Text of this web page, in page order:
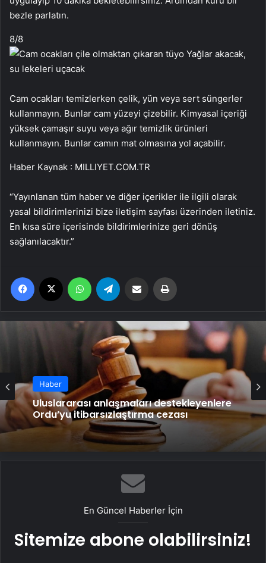
bezle parlatın.
8/8
Cam ocakları temizlerken çelik, yün veya sert süngerler
kullanmayın. Bunlar cam yüzeyi çizebilir. Kimyasal içeriği
yüksek çamaşır suyu veya ağır temizlik ürünleri
kullanmayın. Bunlar camın mat olmasına yol açabilir.
Haber Kaynak : MILLIYET.COM.TR
“Yayınlanan tüm haber ve diğer içerikler ile ilgili olarak
yasal bildirimlerinizi bize iletişim sayfası üzerinden iletiniz.
En kısa süre içerisinde bildirimlerinize geri dönüş
sağlanılacaktır.”
Facebook WhatsApp Email'den paylaş
Haber
Uluslararası anlaşmaları destekleyenlere
Ordu’yu itibarsızlaştırma cezası
En Güncel Haberler İçin
Sitemize abone olabilirsiniz!